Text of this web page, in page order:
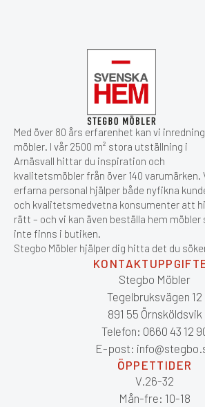
Med över 80 års erfarenhet kan vi
möbler. I vår 2500 m² stora utställning i
Arnäsvall hittar du inspiration och
kvalitetsmöbler från över 140 varumärken.
erfarna personal hjälper både nyfikna
och kvalitetsmedvetna konsumenter att
rätt – och vi kan även beställa hem möbler
inte finns i butiken.
Stegbo Möbler hjälper dig hitta det du
Stegbo Möbler
Tegelbruksvägen 12
891 55 Örnsköldsvik
Telefon: 0660 43 12
E-post:
ÖPPETTIDER
V.26-32
Mån-fre: 10-18